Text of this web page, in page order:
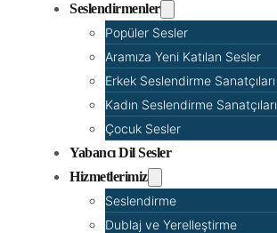
Seslendirmenler
Popüler Sesler
Aramıza Yeni Katılan Sesler
Erkek Seslendirme Sanatçıları
Kadın Seslendirme Sanatçıları
Çocuk Sesler
Yabancı Dil Sesler
Hizmetlerimiz
Seslendirme
Dublaj ve Yerelleştirme